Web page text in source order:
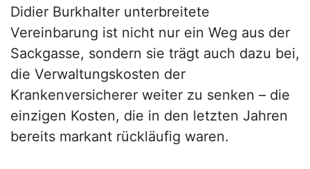
Didier Burkhalter unterbreitete
Vereinbarung ist nicht nur ein Weg aus der
Sackgasse, sondern sie trägt auch dazu bei,
die Verwaltungskosten der
Krankenversicherer weiter zu senken – die
einzigen Kosten, die in den letzten Jahren
bereits markant rückläufig waren.